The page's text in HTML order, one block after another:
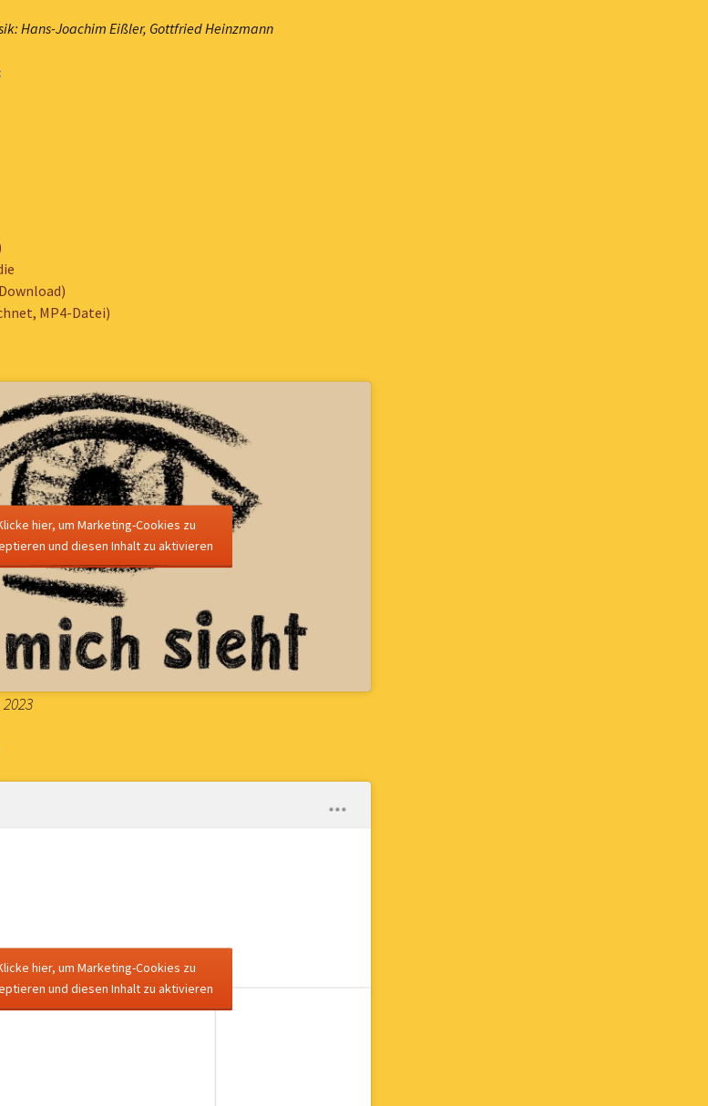
Material 2020
Material 2019
Material 2018
Material 2017
Material 2016
Material 2015
Material 2014
Material 2013
Hans-Joachim Eißler, Gottfried Heinzmann
MP4-Datei)
hier, um Marketing-Cookies zu
und diesen Inhalt zu aktivieren
hier, um Marketing-Cookies zu
und diesen Inhalt zu aktivieren